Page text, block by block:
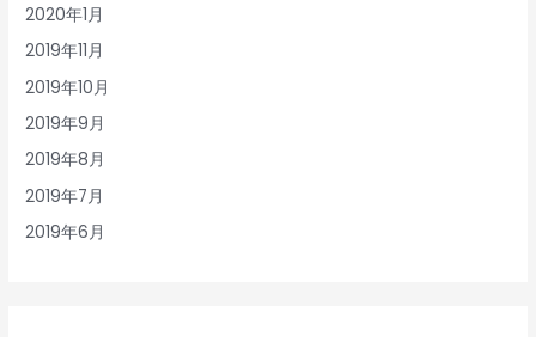
2020年1月
2019年11月
2019年10月
2019年9月
2019年8月
2019年7月
2019年6月